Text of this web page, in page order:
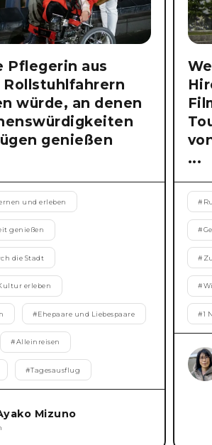
Pflegerin aus
Rollstuhlfahrern
würde, an denen
genießen
und erleben
genießen
die Stadt
erleben
#Ehepaare und Liebespaare
#Alleinreisen
#Tagesausflug
Mizuno
...
#
#
#
#
#1